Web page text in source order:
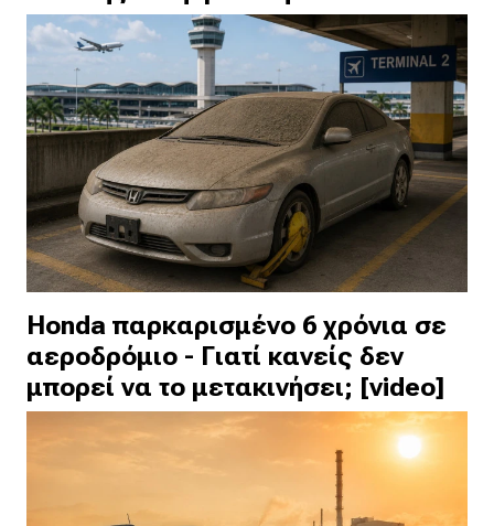
Honda παρκαρισμένο 6 χρόνια σε
αεροδρόμιο - Γιατί κανείς δεν
μπορεί να το μετακινήσει; [video]